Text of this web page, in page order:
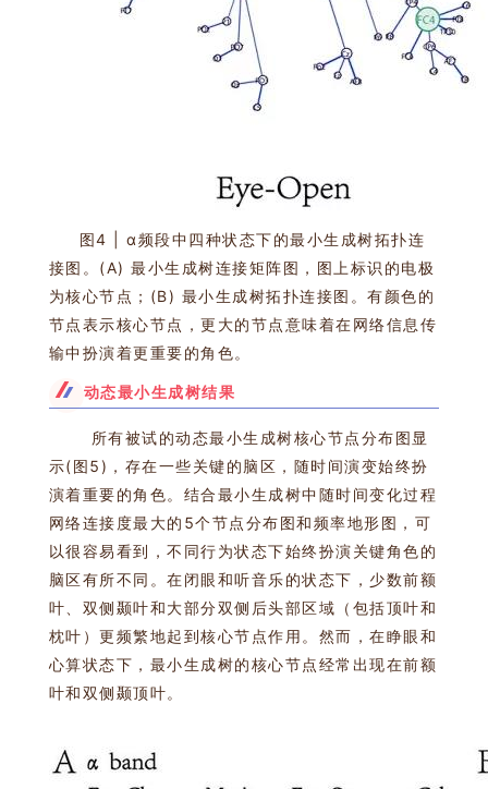
图4 | α频段中四种状态下的最小生成树拓扑连
接图。(A) 最小生成树连接矩阵图，图上标识的电极
为核心节点；(B) 最小生成树拓扑连接图。有颜色的
节点表示核心节点，更大的节点意味着在网络信息传
输中扮演着更重要的角色。
动态最小生成树结果
所有被试的动态最小生成树核心节点分布图显
示(图5)，存在一些关键的脑区，随时间演变始终扮
演着重要的角色。结合最小生成树中随时间变化过程
网络连接度最大的5个节点分布图和频率地形图，可
以很容易看到，不同行为状态下始终扮演关键角色的
脑区有所不同。在闭眼和听音乐的状态下，少数前额
叶、双侧颞叶和大部分双侧后头部区域（包括顶叶和
枕叶）更频繁地起到核心节点作用。然而，在睁眼和
心算状态下，最小生成树的核心节点经常出现在前额
叶和双侧颞顶叶。